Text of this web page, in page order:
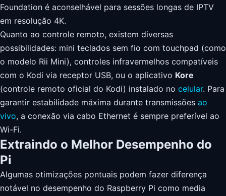
Foundation é aconselhável para sessões longas de IPTV
em resolução 4K.
Quanto ao controle remoto, existem diversas
possibilidades: mini teclados sem fio com touchpad (como
o modelo Rii Mini), controles infravermelhos compatíveis
com o Kodi via receptor USB, ou o aplicativo Kore
(controle remoto oficial do Kodi) instalado no celular. Para
garantir estabilidade máxima durante transmissões ao
vivo, a conexão via cabo Ethernet é sempre preferível ao
Wi-Fi.
Extraindo o Melhor Desempenho do
Pi
Algumas otimizações pontuais podem fazer diferença
notável no desempenho do Raspberry Pi como media